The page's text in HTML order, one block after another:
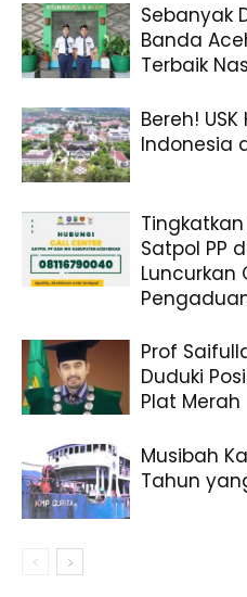
Sebanyak
Banda
Terbaik
Bereh!
Indonesia
Satpol PP
Luncurkan
Prof
Duduki
Plat Merah
Musibah
Tahun